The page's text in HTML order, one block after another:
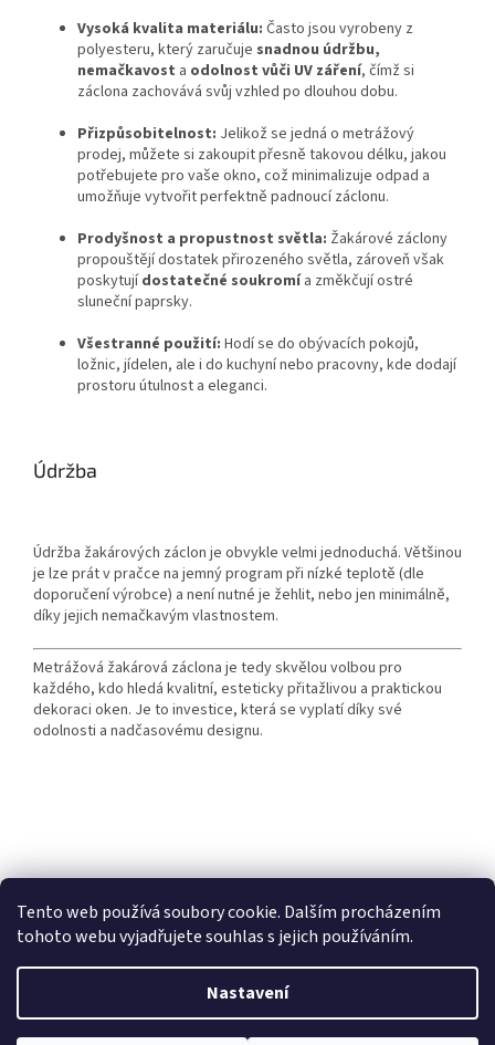
Tento web používá soubory cookie. Dalším procházením
tohoto webu vyjadřujete souhlas s jejich používáním.
Nastavení
Vysoká kvalita materiálu: Často jsou vyrobeny z
polyesteru, který zaručuje snadnou údržbu,
nemačkavost a odolnost vůči UV záření, čímž si
záclona zachovává svůj vzhled po dlouhou dobu.
Přizpůsobitelnost: Jelikož se jedná o metrážový
prodej, můžete si zakoupit přesně takovou délku, jakou
potřebujete pro vaše okno, což minimalizuje odpad a
umožňuje vytvořit perfektně padnoucí záclonu.
Prodyšnost a propustnost světla: Žakárové záclony
propouštějí dostatek přirozeného světla, zároveň však
poskytujídostatečné soukromía změkčují ostré
sluneční paprsky.
Všestranné použití: Hodí se do obývacích pokojů,
ložnic, jídelen, ale i do kuchyní nebo pracovny, kde dodají
prostoru útulnost a eleganci.
Údržba
Údržba žakárových záclon je obvykle velmi jednoduchá. Většinou
je lze prát v pračce na jemný program při nízké teplotě (dle
doporučení výrobce) a není nutné je žehlit, nebo jen minimálně,
díky jejich nemačkavým vlastnostem.
Metrážová žakárová záclona je tedy skvělou volbou pro
každého, kdo hledá kvalitní, esteticky přitažlivou a praktickou
dekoraci oken. Je to investice, která se vyplatí díky své
odolnosti a nadčasovému designu.
á
Vytvořil Shoptet